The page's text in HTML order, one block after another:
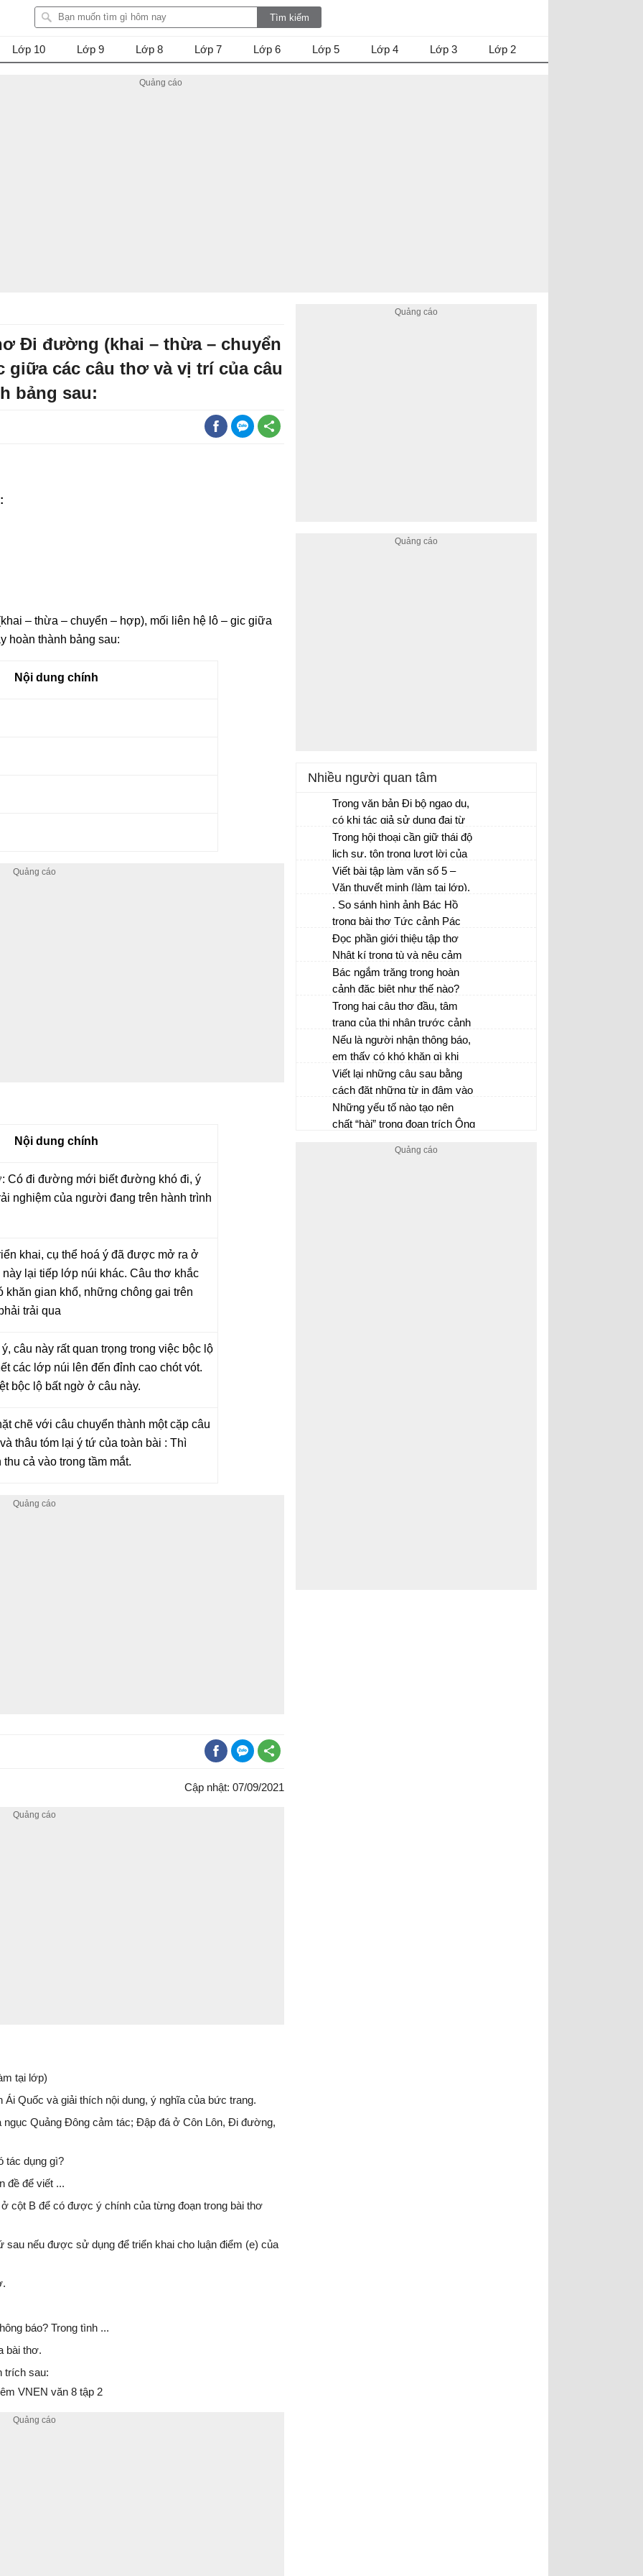
Lớp 10 Lớp 9 Lớp 8 Lớp 7 Lớp 6 Lớp 5 Lớp 4 Lớp 3 Lớp 2
Đi đường (khai – thừa – chuyển
giữa các câu thơ và vị trí của câu
bảng sau:
– thừa – chuyển – hợp), mối liên hệ lô – gic giữa
hoàn thành bảng sau:
Nội dung chính
Nội dung chính
Có đi đường mới biết đường khó đi, ý
nghiệm của người đang trên hành trình
khai, cụ thể hoá ý đã được mở ra ở
lại tiếp lớp núi khác. Câu thơ khắc
khăn gian khổ, những chông gai trên
trải qua
câu này rất quan trọng trong việc bộc lộ
các lớp núi lên đến đỉnh cao chót vót.
bộc lộ bất ngờ ở câu này.
chẽ với câu chuyển thành một cặp câu
thâu tóm lại ý tứ của toàn bài : Thì
cả vào trong tầm mắt.
Cập nhật: 07/09/2021
tại lớp)
Quốc và giải thích nội dung, ý nghĩa của bức trang.
ngục Quảng Đông cảm tác; Đập đá ở Côn Lôn, Đi đường,
tác dụng gì?
đề để viết ...
cột B để có được ý chính của từng đoạn trong bài thơ
nếu được sử dụng để triển khai cho luận điểm (e) của
báo? Trong tình ...
bài thơ.
trích sau:
VNEN văn 8 tập 2
Nhiều người quan tâm
Trong văn bản Đi bộ ngao du,
có khi tác giả sử dụng đại từ
nhân xưng “ta” nhưng cũng có
khi lại là “tôi”. Theo em, sự
thay đổi này có tác dụng gì?
Trong hội thoại cần giữ thái độ
lịch sự, tôn trọng lượt lời của
người khác khi giao tiếp bằng
những cách nào? Chọn những
phương án đúng.
Viết bài tập làm văn số 5 –
Văn thuyết minh (làm tại lớp).
. So sánh hình ảnh Bác Hồ
trong bài thơ Tức cảnh Pác
Bó và hình ảnh Nguyễn Trãi
trong đoạn trích Bài ca Côn
Sơn sau đây:
Đọc phần giới thiệu tập thơ
Nhật kí trong tù và nêu cảm
nhận của em về 4 câu thơ đề
từ của tập nhật kí:
Bác ngắm trăng trong hoàn
cảnh đặc biệt như thế nào?
Trong hai câu thơ đầu, tâm
trạng của thi nhân trước cảnh
đẹp đêm trăng được bộc lộ ra
sao?
Nếu là người nhận thông báo,
em thấy có khó khăn gì khi
thực hiện thông báo sau:
Viết lại những câu sau bằng
cách đặt những từ in đậm vào
vị trí khác trong câu.
Những yếu tố nào tạo nên
chất “hài” trong đoạn trích Ông